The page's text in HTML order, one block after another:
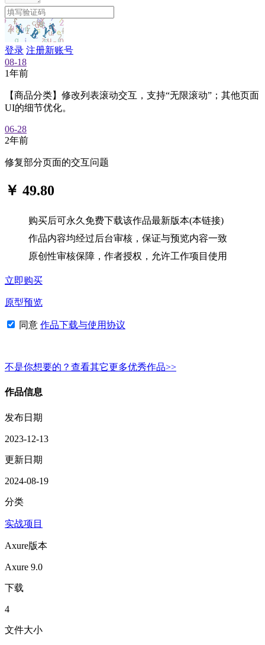
登录 注册新账号
08-18
1年前
【商品分类】修改列表滚动交互，支持“无限滚动”；其他页面
UI的细节优化。
06-28
2年前
修复部分页面的交互问题
￥ 49.80
购买后可永久免费下载该作品最新版本(本链接)
作品内容均经过后台审核，保证与预览内容一致
原创性审核保障，作者授权，允许工作项目使用
立即购买
原型预览
同意 作品下载与使用协议
不是你想要的？查看其它更多优秀作品>>
作品信息
发布日期
2023-12-13
更新日期
2024-08-19
分类
实战项目
Axure版本
Axure 9.0
下载
4
文件大小